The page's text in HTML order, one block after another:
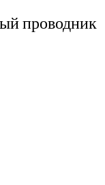
проводник